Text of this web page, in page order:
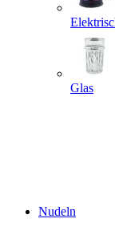
Glas
Nudeln